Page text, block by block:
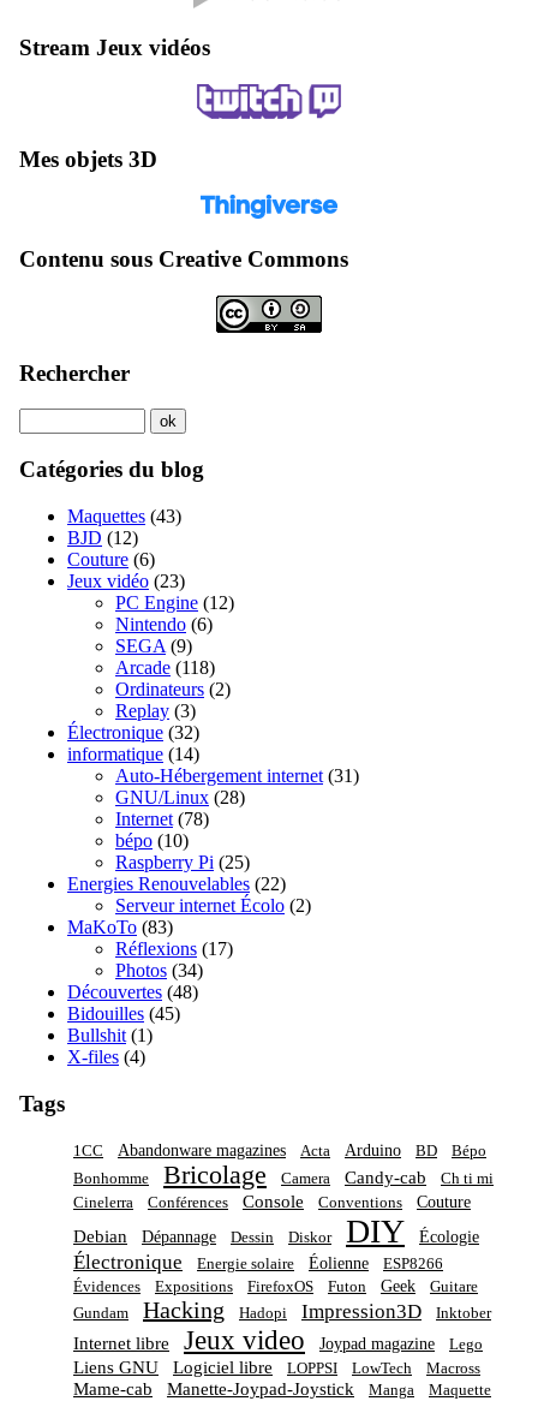
Stream Jeux vidéos
Mes objets 3D
Contenu sous Creative Commons
Rechercher
Catégories du blog
Maquettes (43)
BJD (12)
Couture (6)
Jeux vidéo (23)
PC Engine (12)
Nintendo (6)
SEGA (9)
Arcade (118)
Ordinateurs (2)
Replay (3)
Électronique (32)
informatique (14)
Auto-Hébergement internet (31)
GNU/Linux (28)
Internet (78)
bépo (10)
Raspberry Pi (25)
Energies Renouvelables (22)
Serveur internet Écolo (2)
MaKoTo (83)
Réflexions (17)
Photos (34)
Découvertes (48)
Bidouilles (45)
Bullshit (1)
X-files (4)
Tags
1CC Abandonware magazines Acta Arduino BD
Bépo
Bonhomme
Bricolage Camera Candy-cab
Ch ti mi
Cinelerra
Conférences Console Conventions Couture
Debian Dépannage Dessin Diskor DIY Écologie
Électronique Energie solaire Éolienne
ESP8266
Évidences
Expositions FirefoxOS Futon Geek
Guitare
Gundam
Hacking Hadopi Impression3D Inktober
Internet libre Jeux video Joypad magazine Lego
Liens GNU Logiciel libre LOPPSI LowTech Macross
Mame-cab Manette-Joypad-Joystick Manga Maquette